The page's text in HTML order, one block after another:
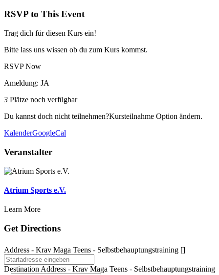
RSVP to This Event
Trag dich für diesen Kurs ein!
Bitte lass uns wissen ob du zum Kurs kommst.
RSVP Now
Ameldung: JA
3 Plätze noch verfügbar
Du kannst doch nicht teilnehmen?Kursteilnahme Option ändern.
KalenderGoogleCal
Veranstalter
Atrium Sports e.V.
Learn More
Get Directions
Address - Krav Maga Teens - Selbstbehauptungstraining []
Destination Address - Krav Maga Teens - Selbstbehauptungstraining